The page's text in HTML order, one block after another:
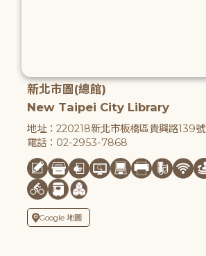
新北市圖(總館)
New Taipei City Library
地址：220218新北市板橋區貴興路139號
電話：02-2953-7868
Google 地圖